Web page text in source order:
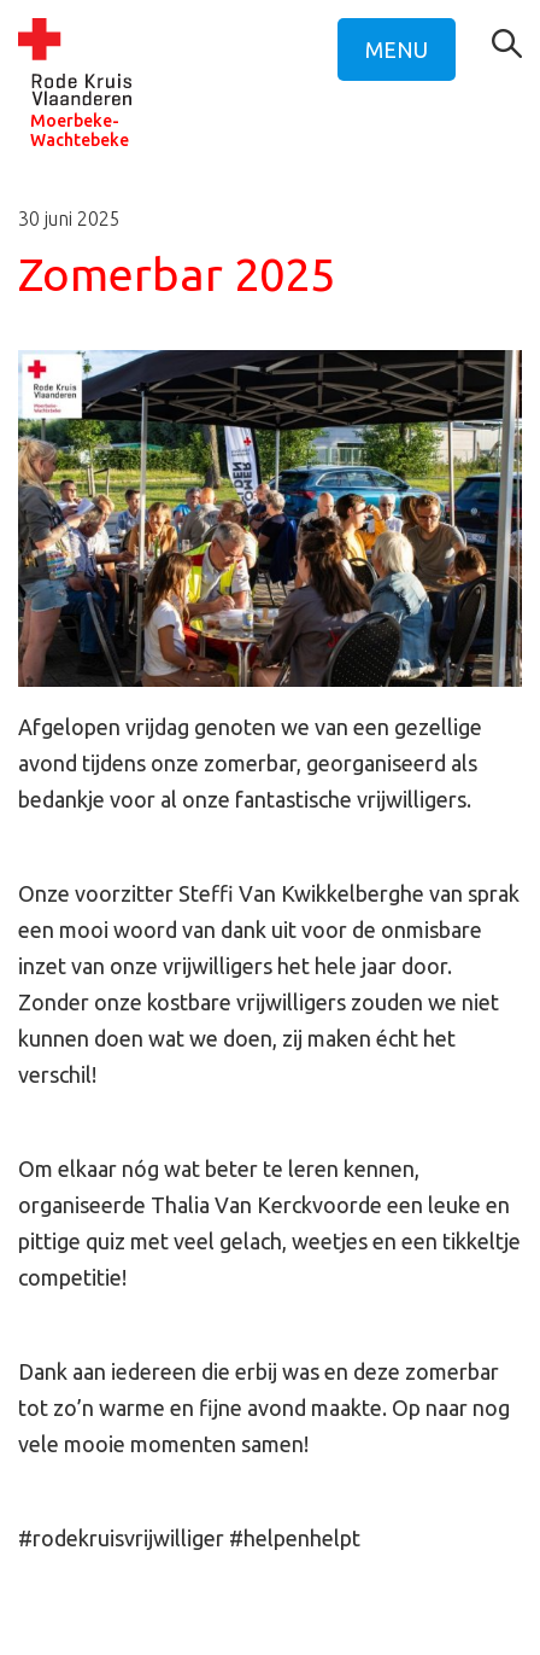
Moerbeke-
Wachtebeke
MENU
30 juni 2025
Zomerbar 2025
Afgelopen vrijdag genoten we van een gezellige
avond tijdens onze zomerbar, georganiseerd als
bedankje voor al onze fantastische vrijwilligers.
Onze voorzitter Steffi Van Kwikkelberghe van sprak
een mooi woord van dank uit voor de onmisbare
inzet van onze vrijwilligers het hele jaar door.
Zonder onze kostbare vrijwilligers zouden we niet
kunnen doen wat we doen, zij maken écht het
verschil!
Om elkaar nóg wat beter te leren kennen,
organiseerde Thalia Van Kerckvoorde een leuke en
pittige quiz met veel gelach, weetjes en een tikkeltje
competitie!
Dank aan iedereen die erbij was en deze zomerbar
tot zo’n warme en fijne avond maakte. Op naar nog
vele mooie momenten samen!
#rodekruisvrijwilliger #helpenhelpt